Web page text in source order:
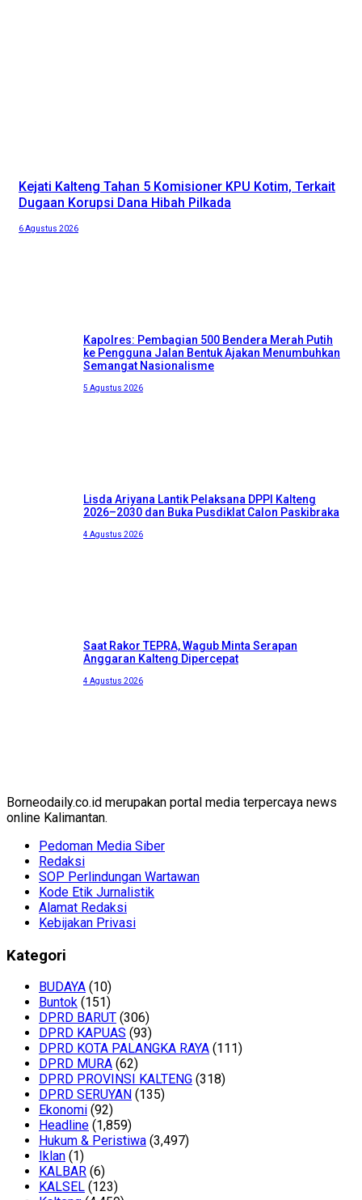
Kejati Kalteng Tahan 5 Komisioner KPU Kotim, Terkait
Dugaan Korupsi Dana Hibah Pilkada
6 Agustus 2026
Kapolres: Pembagian 500 Bendera Merah Putih
ke Pengguna Jalan Bentuk Ajakan Menumbuhkan
Semangat Nasionalisme
5 Agustus 2026
Lisda Ariyana Lantik Pelaksana DPPI Kalteng
2026–2030 dan Buka Pusdiklat Calon Paskibraka
4 Agustus 2026
Saat Rakor TEPRA, Wagub Minta Serapan
Anggaran Kalteng Dipercepat
4 Agustus 2026
Borneodaily.co.id merupakan portal media terpercaya news
online Kalimantan.
Pedoman Media Siber
Redaksi
SOP Perlindungan Wartawan
Kode Etik Jurnalistik
Alamat Redaksi
Kebijakan Privasi
Kategori
BUDAYA (10)
Buntok (151)
DPRD BARUT (306)
DPRD KAPUAS (93)
DPRD KOTA PALANGKA RAYA (111)
DPRD MURA (62)
DPRD PROVINSI KALTENG (318)
DPRD SERUYAN (135)
Ekonomi (92)
Headline (1,859)
Hukum & Peristiwa (3,497)
Iklan (1)
KALBAR (6)
KALSEL (123)